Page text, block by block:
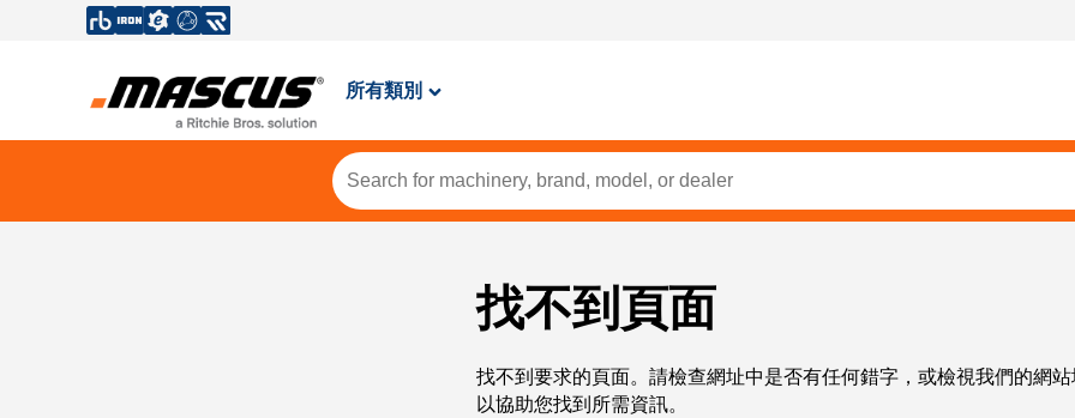
所有類別
找不到頁面
找不到要求的頁面。請檢查網址中是否有任何錯字，或檢視我們的網
以協助您找到所需資訊。